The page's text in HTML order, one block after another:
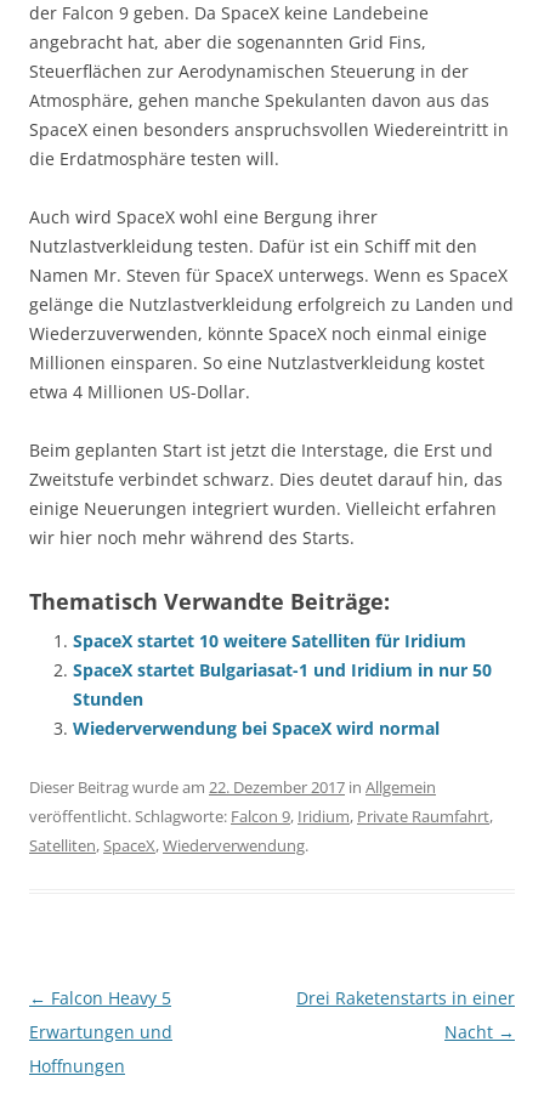
der Falcon 9 geben. Da SpaceX keine Landebeine
angebracht hat, aber die sogenannten Grid Fins,
Steuerflächen zur Aerodynamischen Steuerung in der
Atmosphäre, gehen manche Spekulanten davon aus das
SpaceX einen besonders anspruchsvollen Wiedereintritt in
die Erdatmosphäre testen will.
Auch wird SpaceX wohl eine Bergung ihrer
Nutzlastverkleidung testen. Dafür ist ein Schiff mit den
Namen Mr. Steven für SpaceX unterwegs. Wenn es SpaceX
gelänge die Nutzlastverkleidung erfolgreich zu Landen und
Wiederzuverwenden, könnte SpaceX noch einmal einige
Millionen einsparen. So eine Nutzlastverkleidung kostet
etwa 4 Millionen US-Dollar.
Beim geplanten Start ist jetzt die Interstage, die Erst und
Zweitstufe verbindet schwarz. Dies deutet darauf hin, das
einige Neuerungen integriert wurden. Vielleicht erfahren
wir hier noch mehr während des Starts.
Thematisch Verwandte Beiträge:
SpaceX startet 10 weitere Satelliten für Iridium
SpaceX startet Bulgariasat-1 und Iridium in nur 50
Stunden
Wiederverwendung bei SpaceX wird normal
Dieser Beitrag wurde am 22. Dezember 2017 in Allgemein
veröffentlicht. Schlagworte: Falcon 9, Iridium, Private Raumfahrt,
Satelliten,SpaceX,Wiederverwendung.
Beitragsnavigation
← Falcon Heavy 5
Erwartungen und
Hoffnungen
Drei Raketenstarts in einer
Nacht →